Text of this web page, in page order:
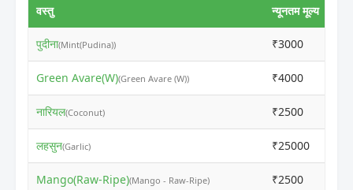
वस्तु न्यूनतम मूल्य
पुदीना(Mint(Pudina)) ₹3000
Green Avare(W)(Green Avare (W)) ₹4000
नारियल(Coconut) ₹2500
लहसुन(Garlic) ₹25000
Mango(Raw-Ripe)(Mango - Raw-Ripe) ₹2500